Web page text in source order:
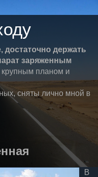
достаточно держать
заряженным
крупным планом и
сняты лично мной в
В